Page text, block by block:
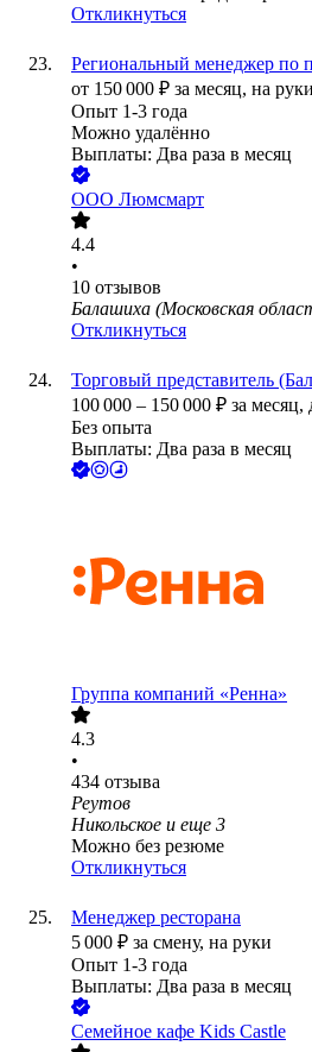
Откликнуться
Региональный менеджер по
от 150 000 ₽ за месяц, на руки
Опыт 1-3 года
Можно удалённо
Выплаты: Два раза в месяц
ООО Люмсмарт
4.4
•
10 отзывов
Балашиха (Московская
Откликнуться
Торговый представитель
100 000 – 150 000 ₽ за месяц,
Без опыта
Выплаты: Два раза в месяц
Группа компаний «Ренна»
4.3
•
434 отзыва
Реутов
Никольское и еще 3
Можно без резюме
Откликнуться
Менеджер ресторана
5 000 ₽ за смену, на руки
Опыт 1-3 года
Выплаты: Два раза в месяц
Семейное кафе Kids Castle